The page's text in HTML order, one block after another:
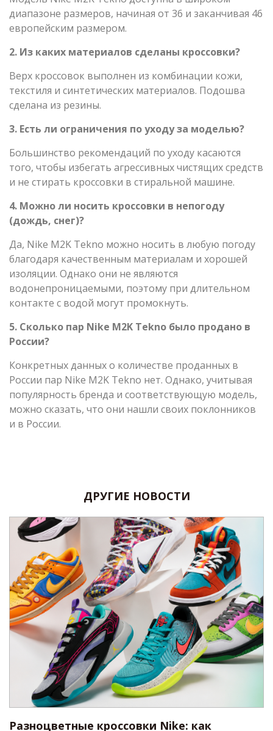
диапазоне размеров, начиная от 36 и заканчивая 46
европейским размером.
2. Из каких материалов сделаны кроссовки?
Верх кроссовок выполнен из комбинации кожи,
текстиля и синтетических материалов. Подошва
сделана из резины.
3. Есть ли ограничения по уходу за моделью?
Большинство рекомендаций по уходу касаются
того, чтобы избегать агрессивных чистящих средств
и не стирать кроссовки в стиральной машине.
4. Можно ли носить кроссовки в непогоду
(дождь, снег)?
Да, Nike M2K Tekno можно носить в любую погоду
благодаря качественным материалам и хорошей
изоляции. Однако они не являются
водонепроницаемыми, поэтому при длительном
контакте с водой могут промокнуть.
5. Сколько пар Nike M2K Tekno было продано в
России?
Конкретных данных о количестве проданных в
России пар Nike M2K Tekno нет. Однако, учитывая
популярность бренда и соответствующую модель,
можно сказать, что они нашли своих поклонников
и в России.
ДРУГИЕ НОВОСТИ
Разноцветные кроссовки Nike: как